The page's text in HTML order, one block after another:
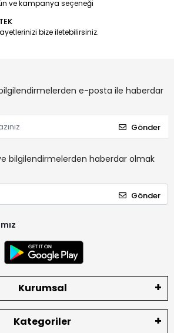
ve kampanya seçeneği
bize iletebilirsiniz.
e-posta ile haberdar
Gönder
bilgilendirmelerden haberdar olmak
Gönder
Kurumsal
Kategoriler